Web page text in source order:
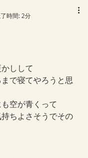
時間: 2分
しして
で寝てやろうと思
空が青くって
ちよさそうでその